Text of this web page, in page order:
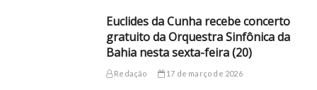
Euclides da Cunha recebe concerto
gratuito da Orquestra Sinfônica da
Bahia nesta sexta-feira (20)
Redação 17 de março de 2026